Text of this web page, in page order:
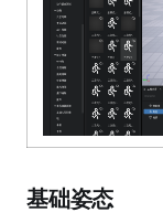
基础姿态